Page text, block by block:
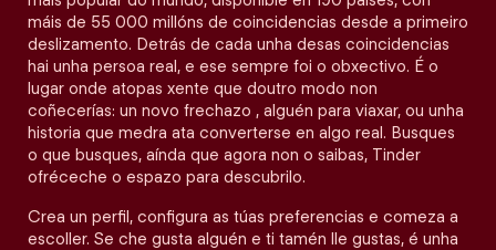
máis de 55 000 millóns de coincidencias desde a primeiro
deslizamento. Detrás de cada unha desas coincidencias
hai unha persoa real, e ese sempre foi o obxectivo. É o
lugar onde atopas xente que doutro modo non
coñecerías: un novo frechazo , alguén para viaxar, ou unha
historia que medra ata converterse en algo real. Busques
o que busques, aínda que agora non o saibas, Tinder
ofréceche o espazo para descubrilo.
Crea un perfil, configura as túas preferencias e comeza a
escoller. Se che gusta alguén e ti tamén lle gustas, é unha